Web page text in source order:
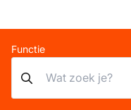
Functie